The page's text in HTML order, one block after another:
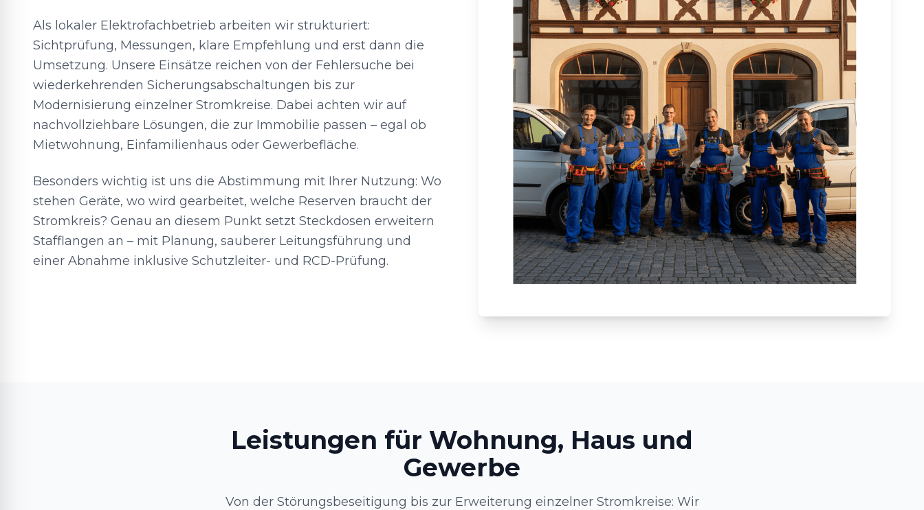
Als lokaler Elektrofachbetrieb arbeiten wir strukturiert:
Sichtprüfung, Messungen, klare Empfehlung und erst dann die
Umsetzung. Unsere Einsätze reichen von der Fehlersuche bei
wiederkehrenden Sicherungsabschaltungen bis zur
Modernisierung einzelner Stromkreise. Dabei achten wir auf
nachvollziehbare Lösungen, die zur Immobilie passen – egal ob
Mietwohnung, Einfamilienhaus oder Gewerbefläche.
Besonders wichtig ist uns die Abstimmung mit Ihrer Nutzung: Wo
stehen Geräte, wo wird gearbeitet, welche Reserven braucht der
Stromkreis? Genau an diesem Punkt setzt Steckdosen erweitern
Stafflangen an – mit Planung, sauberer Leitungsführung und
einer Abnahme inklusive Schutzleiter- und RCD-Prüfung.
Leistungen für Wohnung, Haus und
Gewerbe
Von der Störungsbeseitigung bis zur Erweiterung einzelner Stromkreise: Wir